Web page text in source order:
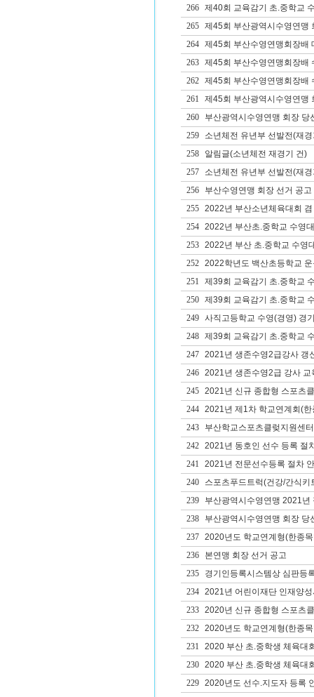
266
제40회 교육감기 초.중학교
265
제45회 부산광역시수영연맹
264
제45회 부산수영연맹회장배
263
제45회 부산수영연맹회장배
262
제45회 부산수영연맹회장배
261
제45회 부산광역시수영연맹
260
부산광역시수영연맹 회장 당
259
소년체전 유년부 선발전(재
258
알림글(소년체전 재경기 건)
257
소년체전 유년부 선발전(재
256
부산수영연맹 회장 선거 공고
255
2022년 부산소년체육대회
254
2022년 부산초.중학교 수영
253
2022년 부산 초.중학교 수영
252
2022학년도 백산초등학교
251
제39회 교육감기 초.중학교
250
제39회 교육감기 초.중학교
249
사직고등학교 수영(경영) 경
248
제39회 교육감기 초.중학교
247
2021년 생존수영2급강사 갱
246
2021년 생존수영2급 강사 교
245
2021년 신규 종합형 스포츠
244
2021년 제1차 학교연계회(
243
부산학교스포츠클렂지원센
242
2021년 동호인 선수 등록 절
241
2021년 전문선수등록 절차
240
스포츠푸드트럭(건강/간식키
239
부산광역시수영연맹 2021년
238
부산광역시수영연맹 회장 당
237
2020년도 학교연계형(한종
236
본연맹 회장 선거 공고
235
경기인등록시스템상 심판등
234
2021년 어린이재단 인재양
233
2020년 신규 종합형 스포츠
232
2020년도 학교연계형(한종
231
2020 부산 초.중학생 체육대
230
2020 부산 초.중학생 체육대
229
2020년도 선수.지도자 등록